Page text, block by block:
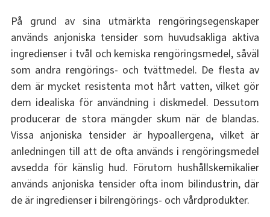
På grund av sina utmärkta rengöringsegenskaper
används anjoniska tensider som huvudsakliga aktiva
ingredienser i tvål och kemiska rengöringsmedel, såväl
som andra rengörings- och tvättmedel. De flesta av
dem är mycket resistenta mot hårt vatten, vilket gör
dem idealiska för användning i diskmedel. Dessutom
producerar de stora mängder skum när de blandas.
Vissa anjoniska tensider är hypoallergena, vilket är
anledningen till att de ofta används i rengöringsmedel
avsedda för känslig hud. Förutom hushållskemikalier
används anjoniska tensider ofta inom bilindustrin, där
de är ingredienser i bilrengörings- och vårdprodukter.